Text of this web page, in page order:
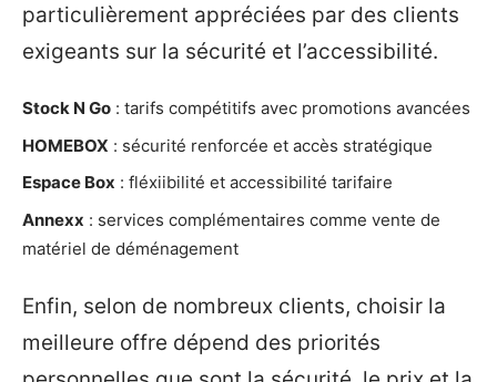
particulièrement appréciées par des clients
exigeants sur la sécurité et l’accessibilité.
Stock N Go : tarifs compétitifs avec promotions avancées
HOMEBOX : sécurité renforcée et accès stratégique
Espace Box : fléxiibilité et accessibilité tarifaire
Annexx : services complémentaires comme vente de
matériel de déménagement
Enfin, selon de nombreux clients, choisir la
meilleure offre dépend des priorités